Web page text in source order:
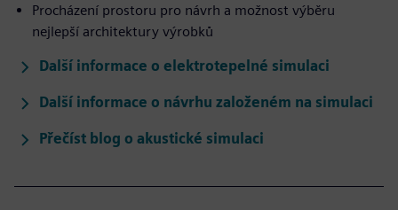
Procházení prostoru pro návrh a možnost výběru
nejlepší architektury výrobků
Další informace o elektrotepelné simulaci
Další informace o návrhu založeném na simulaci
Přečíst blog o akustické simulaci